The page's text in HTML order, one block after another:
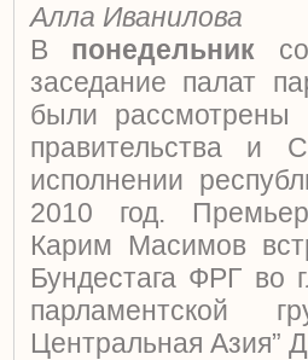
Алла Иванилова
В понедельник
заседание палат
были рассмотрены
правительства и
исполнении
2010 год.
Карим Масимов
Бундестага ФРГ во
парламентской
Центральная Азия”